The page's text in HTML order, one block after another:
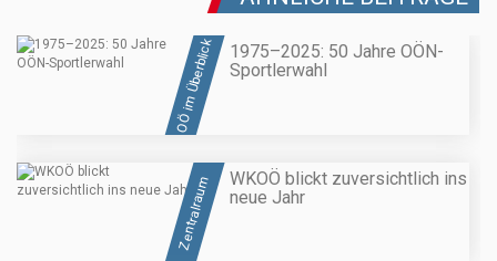
OÖ im Überblick
1975–2025: 50 Jahre OÖN-
Sportlerwahl
Zentralraum
WKOÖ blickt zuversichtlich ins
neue Jahr